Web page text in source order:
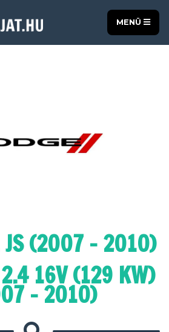
MENÜ
JS (2007 - 2010)
16V (129 KW)
- 2010)